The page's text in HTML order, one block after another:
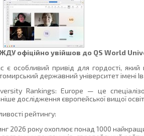
ЖДУ офіційно увійшов до QS World
є особливий привід для гордості,
державний університет імені
Rankings: Europe — це
дослідження європейської вищої
рейтингу:
2026 року охоплює понад 1000